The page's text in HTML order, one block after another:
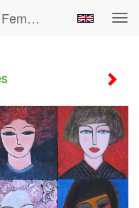
Nelly Van Nieuwenhuijzen - 8 Females